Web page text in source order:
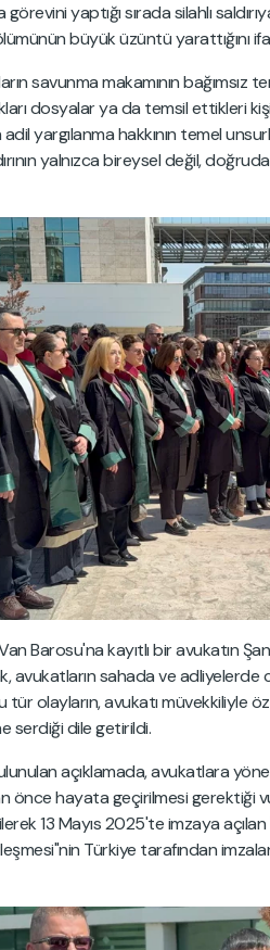
görevini yaptığı sırada silahlı
büyük üzüntü yarattığını
savunma makamının bağımsız
dosyalar ya da temsil ettikleri
yargılanma hakkının temel
yalnızca bireysel değil,
Barosu'na kayıtlı bir avukatın
avukatların sahada ve adliyelerde
tür olayların, avukatı müvekkiliyle
serdiği dile getirildi.
açıklamada, avukatlara
önce hayata geçirilmesi gerektiği
13 Mayıs 2025'te imzaya
Türkiye tarafından